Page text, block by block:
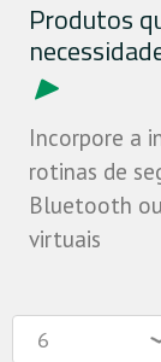
Produtos
Incorpore a
rotinas de
Bluetooth
virtuais